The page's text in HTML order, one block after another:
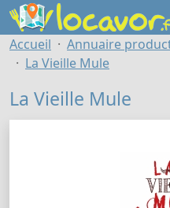
Accueil
Annuaire
La Vieille Mule
La Vieille Mule